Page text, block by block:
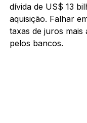
dívida de US$ 13
aquisição. Falhar
taxas de juros mais
pelos bancos.